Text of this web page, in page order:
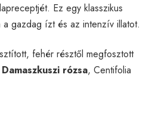
Ez egy klasszikus
a gazdag ízt és az intenzív illatot.
fehér résztől megfosztott
Damaszkuszi rózsa, Centifolia